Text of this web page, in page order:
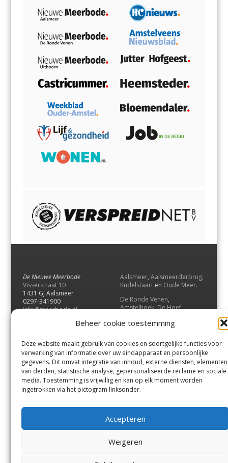
Beheer cookie toestemming
Deze website maakt gebruik van cookies en soortgelijke functies voor
verwerking van informatie over uw eindapparaat en persoonlijke
gegevens. Dit omvat integratie van inhoud, externe diensten, elementen
van derden, statistische analyse, gepersonaliseerde reclame en sociale
media. Toestemming is vrijwillig en kan op elk moment worden
ingetrokken via het pictogram linksonder.
Accepteren
Weigeren
De Nieuwe Meerbode
Visserstraat 10
1431 GJ Aalsmeer
0297-341900
info@meerbode.nl
Aalsmeer, Aalsmeerderbrug,
Kudelstaart en Oude Meer.
De Ronde Venen,
Amstelhoek,De Hoef,
Vrouwenakker,Waverveen
UithoornenDe Kwakel.
Contact
Andere uitgaven
Bezorgklacht
Vacatures
Voorwaarden
Privacyverklaring